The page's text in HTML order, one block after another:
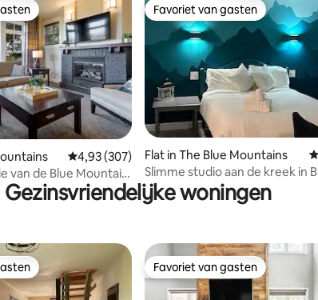
op 5, 401 recensies
Gemiddelde beoordeling van 4,93 op 5, 307
4,93 (307)
van de Blue Mountain
Favoriet van gasten
Favoriet van gasten
Flat in The Blue Mountains
Slimme studio aan de kreek in
Mountain
Gezinsvriendelijke woningen
Favoriet van gasten
Favoriet van gasten